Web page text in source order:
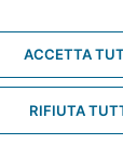
prova
ACCETTA
RIFIUTA